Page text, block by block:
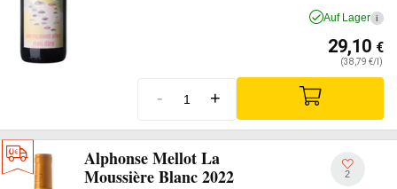
Auf Lager i
29,10 €
(38,79 €/l)
- +
Alphonse Mellot La
Moussière Blanc 2022
2